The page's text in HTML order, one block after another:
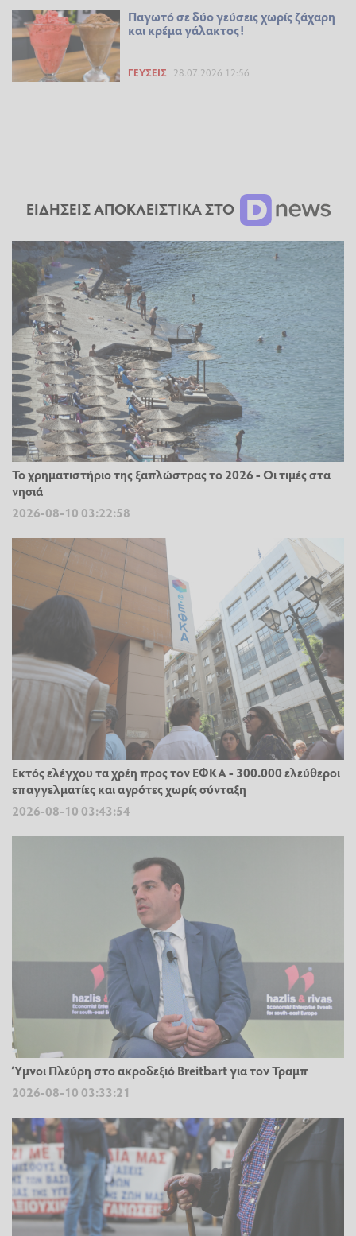
Παγωτό σε δύο γεύσεις χωρίς ζάχαρη
και κρέμα γάλακτος!
ΓΕΎΣΕΙΣ 28.07.2026 12:56
ΕΙΔΗΣΕΙΣ ΑΠΟΚΛΕΙΣΤΙΚΑ ΣΤΟ
Το χρηματιστήριο της ξαπλώστρας το 2026 - Οι τιμές στα
νησιά
2026-08-10 03:22:58
Εκτός ελέγχου τα χρέη προς τον ΕΦΚΑ - 300.000 ελεύθεροι
επαγγελματίες και αγρότες χωρίς σύνταξη
2026-08-10 03:43:54
Ύμνοι Πλεύρη στο ακροδεξιό Breitbart για τον Τραμπ
2026-08-10 03:33:21